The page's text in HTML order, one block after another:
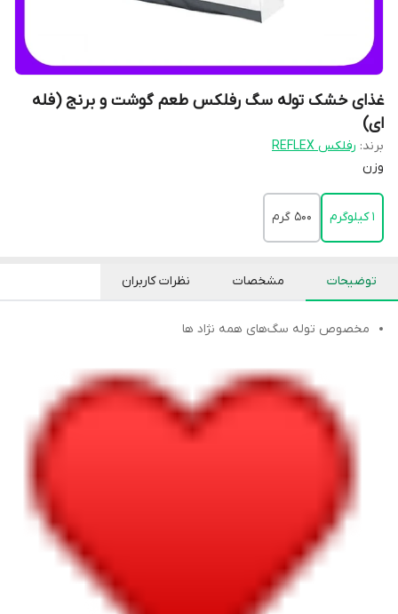
غذای خشک توله سگ رفلکس طعم گوشت و برنج (فله
ای)
برند: رفلکس REFLEX
وزن
1 کیلوگرم 500 گرم
توضیحات مشخصات نظرات کاربران
مخصوص توله سگ‌های همه نژاد ها